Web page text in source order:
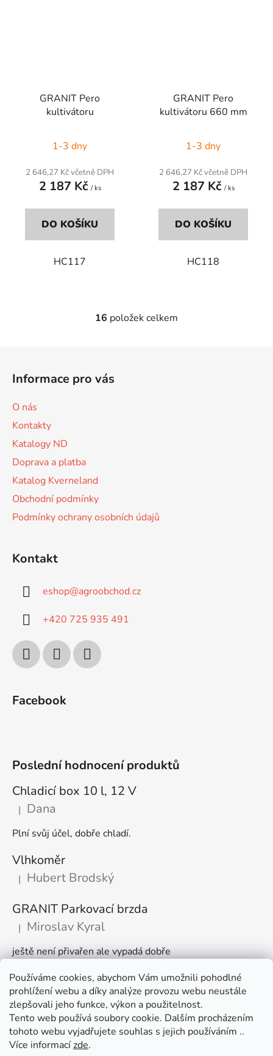
Používáme cookies, abychom Vám umožnili pohodlné
prohlížení webu a díky analýze provozu webu neustále
zlepšovali jeho funkce, výkon a použitelnost.
Tento web používá soubory cookie. Dalším procházením
tohoto webu vyjadřujete souhlas s jejich používáním ..
Více informacízde.
GRANIT Pero
kultivátoru
1-3 dny
2 646,27 Kč včetně DPH
2 187 Kč / ks
DO KOŠÍKU
HC117
GRANIT Pero
kultivátoru 660 mm
1-3 dny
2 646,27 Kč včetně DPH
2 187 Kč / ks
DO KOŠÍKU
HC118
O
ý
p
16 položek celkem
Informace pro vás
O nás
Kontakty
Katalogy ND
Doprava a platba
Katalog Kverneland
Obchodní podmínky
Podmínky ochrany osobních údajů
Kontakt
eshop@agroobchod.cz
+420 725 935 491
Facebook
Poslední hodnocení produktů
Chladicí box 10 l, 12 V
Hodnocení produktu je 5 z 5 hvězdiček.
| Dana
Plní svůj účel, dobře chladí.
Vlhkoměr
Hodnocení produktu je 5 z 5 hvězdiček.
| Hubert Brodský
GRANIT Parkovací brzda
Hodnocení produktu je 5 z 5 hvězdiček.
| Miroslav Kyral
ještě není přivařen ale vypadá dobře
Články
🌾 Prodlužujeme otevírací dobu na sezónu
Časté dotazy
Věrnostní program